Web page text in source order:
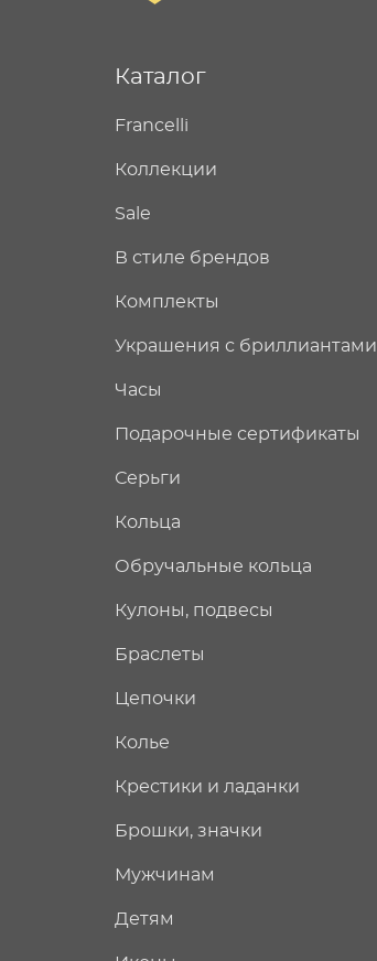
Каталог
Francelli
Коллекции
Sale
В стиле брендов
Комплекты
Украшения с бриллиантами
Часы
Подарочные сертификаты
Серьги
Кольца
Обручальные кольца
Кулоны, подвесы
Браслеты
Цепочки
Колье
Крестики и ладанки
Брошки, значки
Мужчинам
Детям